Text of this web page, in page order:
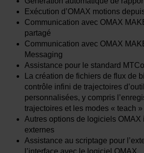
Exécution d’OMAX motions
Communication avec OMAX
partagé
Communication avec OMAX
Messaging
Assistance pour le standard
La création de fichiers de flux de
contrôle infini de trajectoires
personnalisées, y compris
trajectoires et les modes « teach »
Autres options de logiciels OMAX
externes
Assistance au scriptage pour
l’interface avec le logiciel OMAX